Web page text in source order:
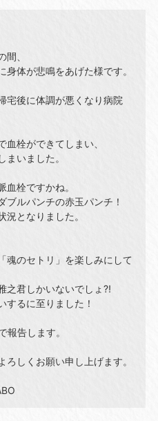
、
体が悲鳴をあげた様です。
宅後に体調が悪くなり病院
栓ができてしまい、
いました。
栓ですかね。
ブルパンチの赤玉パンチ！
況となりました。
魂のセトリ」を楽しみにして
之君しかいないでしょ⁈
するに至りました！
報告します。
ろしくお願い申し上げます。